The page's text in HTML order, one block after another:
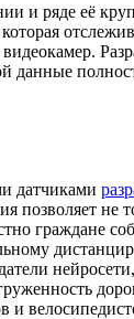
и ряде её
данные
датчиками
позволяет не
граждане
и